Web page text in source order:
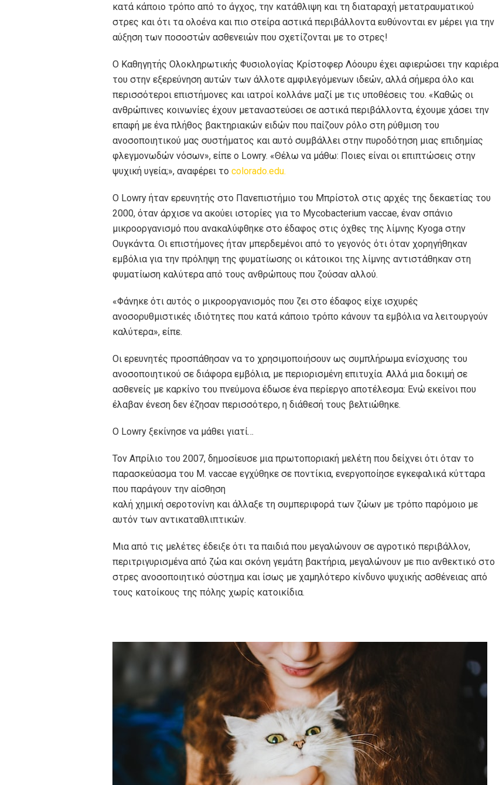
κατά κάποιο τρόπο από το άγχος, την κατάθλιψη και τη διαταραχή μετατραυματικού
στρες και ότι τα ολοένα και πιο στείρα αστικά περιβάλλοντα ευθύνονται εν μέρει για την
αύξηση των ποσοστών ασθενειών που σχετίζονται με το στρες!
Ο Καθηγητής Ολοκληρωτικής Φυσιολογίας Κρίστοφερ Λόουρυ έχει αφιερώσει την καριέρα
του στην εξερεύνηση αυτών των άλλοτε αμφιλεγόμενων ιδεών, αλλά σήμερα όλο και
περισσότεροι επιστήμονες και ιατροί κολλάνε μαζί με τις υποθέσεις του. «Καθώς οι
ανθρώπινες κοινωνίες έχουν μεταναστεύσει σε αστικά περιβάλλοντα, έχουμε χάσει την
επαφή με ένα πλήθος βακτηριακών ειδών που παίζουν ρόλο στη ρύθμιση του
ανοσοποιητικού μας συστήματος και αυτό συμβάλλει στην πυροδότηση μιας επιδημίας
φλεγμονωδών νόσων», είπε ο Lowry. «Θέλω να μάθω: Ποιες είναι οι επιπτώσεις στην
ψυχική υγεία;», αναφέρει το colorado.edu.
Ο Lowry ήταν ερευνητής στο Πανεπιστήμιο του Μπρίστολ στις αρχές της δεκαετίας του
2000, όταν άρχισε να ακούει ιστορίες για το Mycobacterium vaccae, έναν σπάνιο
μικροοργανισμό που ανακαλύφθηκε στο έδαφος στις όχθες της λίμνης Kyoga στην
Ουγκάντα. Οι επιστήμονες ήταν μπερδεμένοι από το γεγονός ότι όταν χορηγήθηκαν
εμβόλια για την πρόληψη της φυματίωσης οι κάτοικοι της λίμνης αντιστάθηκαν στη
φυματίωση καλύτερα από τους ανθρώπους που ζούσαν αλλού.
«Φάνηκε ότι αυτός ο μικροοργανισμός που ζει στο έδαφος είχε ισχυρές
ανοσορυθμιστικές ιδιότητες που κατά κάποιο τρόπο κάνουν τα εμβόλια να λειτουργούν
καλύτερα», είπε.
Οι ερευνητές προσπάθησαν να το χρησιμοποιήσουν ως συμπλήρωμα ενίσχυσης του
ανοσοποιητικού σε διάφορα εμβόλια, με περιορισμένη επιτυχία. Αλλά μια δοκιμή σε
ασθενείς με καρκίνο του πνεύμονα έδωσε ένα περίεργο αποτέλεσμα: Ενώ εκείνοι που
έλαβαν ένεση δεν έζησαν περισσότερο, η διάθεσή τους βελτιώθηκε.
Ο Lowry ξεκίνησε να μάθει γιατί…
Τον Απρίλιο του 2007, δημοσίευσε μια πρωτοποριακή μελέτη που δείχνει ότι όταν το
παρασκεύασμα του M. vaccae εγχύθηκε σε ποντίκια, ενεργοποίησε εγκεφαλικά κύτταρα
που παράγουν την αίσθηση
καλή χημική σεροτονίνη και άλλαξε τη συμπεριφορά των ζώων με τρόπο παρόμοιο με
αυτόν των αντικαταθλιπτικών.
Μια από τις μελέτες έδειξε ότι τα παιδιά που μεγαλώνουν σε αγροτικό περιβάλλον,
περιτριγυρισμένα από ζώα και σκόνη γεμάτη βακτήρια, μεγαλώνουν με πιο ανθεκτικό στο
στρες ανοσοποιητικό σύστημα και ίσως με χαμηλότερο κίνδυνο ψυχικής ασθένειας από
τους κατοίκους της πόλης χωρίς κατοικίδια.